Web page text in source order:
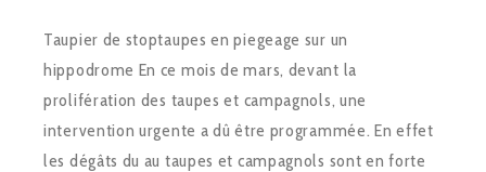
Taupier de stoptaupes en piegeage sur un
hippodrome En ce mois de mars, devant la
prolifération des taupes et campagnols, une
intervention urgente a dû être programmée. En effet
les dégâts du au taupes et campagnols sont en forte